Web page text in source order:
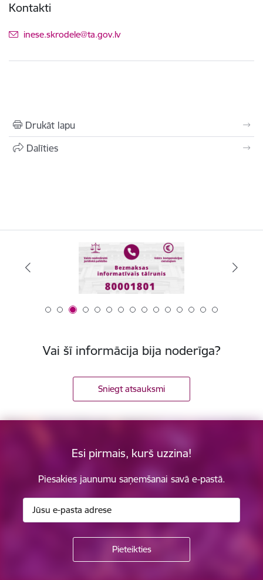
Kontakti
E-pasts:
inese.skrodele@ta.gov.lv
Drukāt lapu
Dalīties
Vai šī informācija bija noderīga?
Sniegt atsauksmi
Esi pirmais, kurš uzzina!
Piesakies jaunumu saņemšanai savā e-pastā.